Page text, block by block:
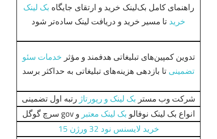
راهنمای کامل بک‌لینک خرید و ارتقای جایگاه بک لینک
خریدتا مسیر خرید و دریافت لینک ساده‌تر شود
تدوین کمپین‌های تبلیغاتی هدفمند و مؤثر خدمات سئو
تضمینیتا بازدهی هزینه‌های تبلیغاتی به حداکثر برسد
شرکت وب مستر بک لینک و رپورتاژ رتبه اول تضمینی
انواع بک لینک نوفالو بک لینک معتبر و gov سرچ گوگل
خرید لایسنس نود 32 ورژن 15